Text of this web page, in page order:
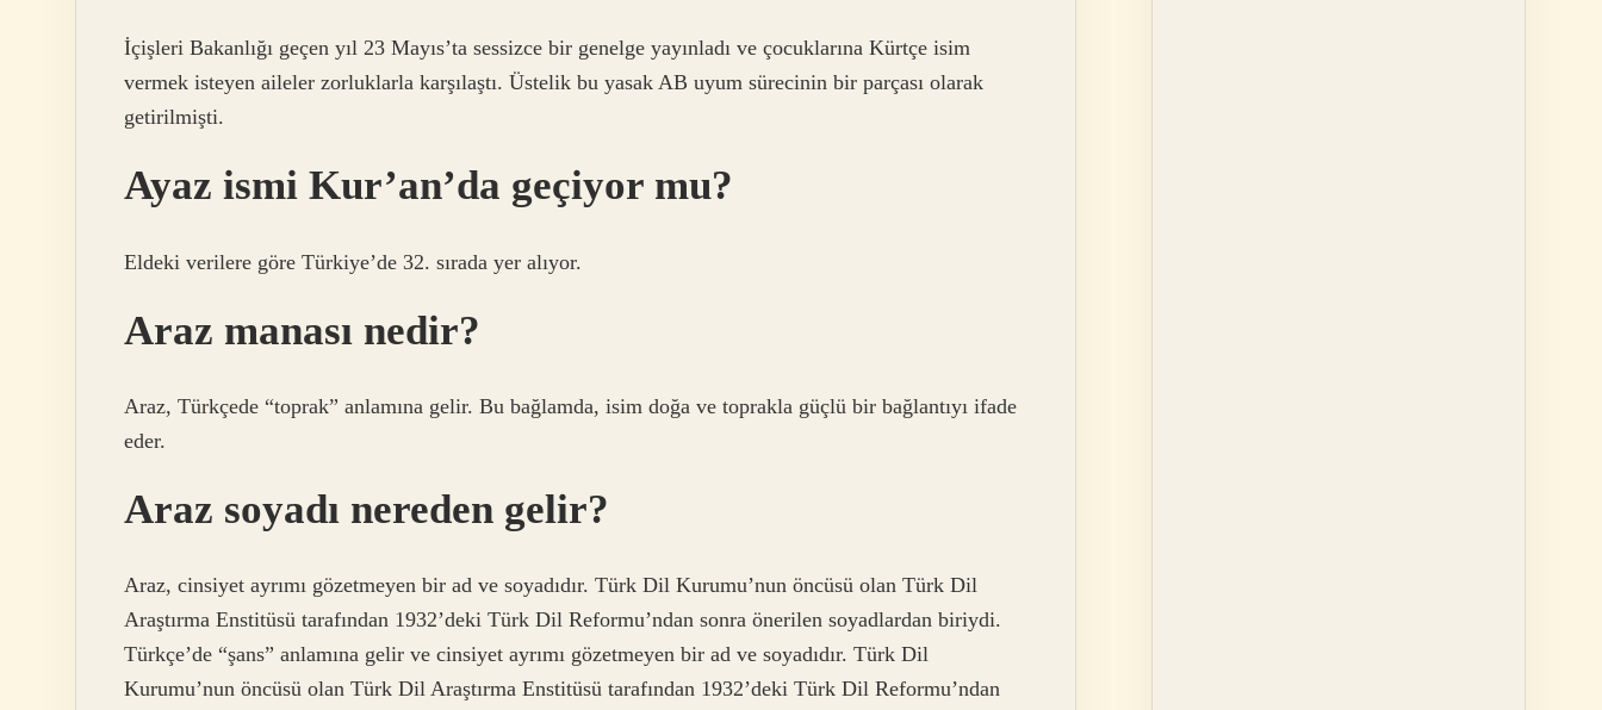
İçişleri Bakanlığı geçen yıl 23 Mayıs’ta sessizce bir genelge yayınladı ve çocuklarına Kürtçe isim
vermek isteyen aileler zorluklarla karşılaştı. Üstelik bu yasak AB uyum sürecinin bir parçası olarak
getirilmişti.
Ayaz ismi Kur’an’da geçiyor mu?
Eldeki verilere göre Türkiye’de 32. sırada yer alıyor.
Araz manası nedir?
Araz, Türkçede “toprak” anlamına gelir. Bu bağlamda, isim doğa ve toprakla güçlü bir bağlantıyı ifade
eder.
Araz soyadı nereden gelir?
Araz, cinsiyet ayrımı gözetmeyen bir ad ve soyadıdır. Türk Dil Kurumu’nun öncüsü olan Türk Dil
Araştırma Enstitüsü tarafından 1932’deki Türk Dil Reformu’ndan sonra önerilen soyadlardan biriydi.
Türkçe’de “şans” anlamına gelir ve cinsiyet ayrımı gözetmeyen bir ad ve soyadıdır. Türk Dil
Kurumu’nun öncüsü olan Türk Dil Araştırma Enstitüsü tarafından 1932’deki Türk Dil Reformu’ndan